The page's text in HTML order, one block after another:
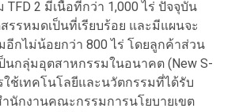
2 มีเนื้อที่กว่า 1,000 ไร่ ปัจจุบัน
รรหมดเป็นที่เรียบร้อย และมีแผนจะ
อีกไม่น้อยกว่า 800 ไร่ โดยลูกค้าส่วน
กลุ่มอุตสาหกรรมในอนาคต (New S-
ใช้เทคโนโลยีและนวัตกรรมที่ได้รับ
ำนักงานคณะกรรมการนโยบายเขต